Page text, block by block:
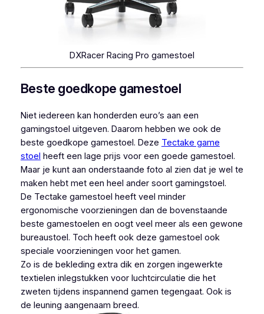
DXRacer Racing Pro gamestoel
Beste goedkope gamestoel
Niet iedereen kan honderden euro’s aan een
gamingstoel uitgeven. Daarom hebben we ook de
beste goedkope gamestoel. Deze Tectake game
stoel heeft een lage prijs voor een goede gamestoel.
Maar je kunt aan onderstaande foto al zien dat je wel te
maken hebt met een heel ander soort gamingstoel.
De Tectake gamestoel heeft veel minder
ergonomische voorzieningen dan de bovenstaande
beste gamestoelen en oogt veel meer als een gewone
bureaustoel. Toch heeft ook deze gamestoel ook
speciale voorzieningen voor het gamen.
Zo is de bekleding extra dik en zorgen ingewerkte
textielen inlegstukken voor luchtcirculatie die het
zweten tijdens inspannend gamen tegengaat. Ook is
de leuning aangenaam breed.